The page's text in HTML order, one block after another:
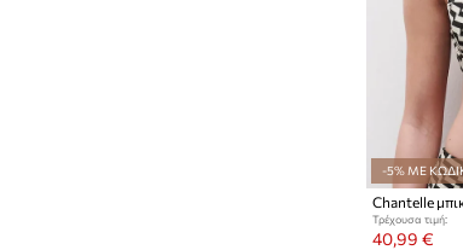
-5% ΜΕ
Chantelle
Τρέχουσα τιμή:
40,99 €